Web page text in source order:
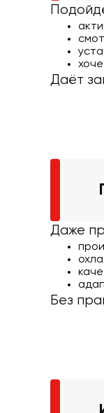
Даёт
Даже
Без